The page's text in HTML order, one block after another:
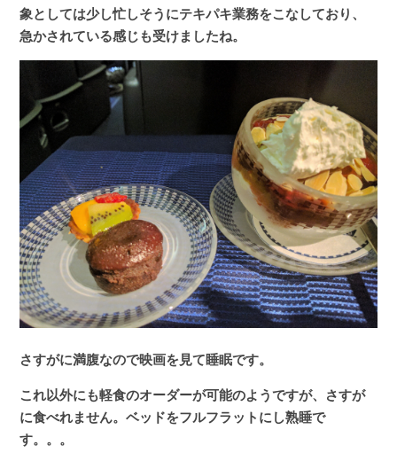
象としては少し忙しそうにテキパキ業務をこなしており、
急かされている感じも受けましたね。
さすがに満腹なので映画を見て睡眠です。
これ以外にも軽食のオーダーが可能のようですが、さすが
に食べれません。ベッドをフルフラットにし熟睡で
す。。。